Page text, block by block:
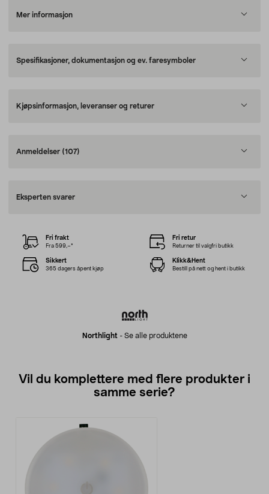
Mer informasjon
Spesifikasjoner, dokumentasjon og ev. faresymboler
Kjøpsinformasjon, leveranser og returer
Anmeldelser (107)
Eksperten svarer
Northlight - Se alle produktene
Fri frakt
Fra 599,–*
Fri retur
Returner til valgfri butikk
Sikkert
365 dagers åpent kjøp
Klikk&Hent
Bestill på nett og hent i butikk
Vil du komplettere med flere produkter i
samme serie?